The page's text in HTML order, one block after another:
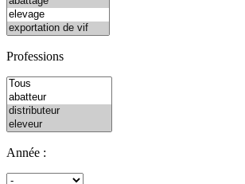
Professions
Année :